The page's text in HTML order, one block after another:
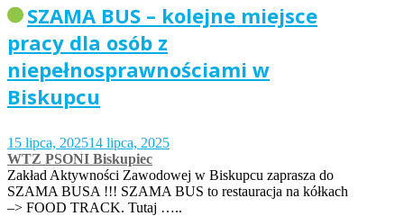
SZAMA BUS – kolejne miejsce
pracy dla osób z
niepełnosprawnościami w
Biskupcu
15 lipca, 202514 lipca, 2025
WTZ PSONI Biskupiec
Zakład Aktywności Zawodowej w Biskupcu zaprasza do
SZAMA BUSA !!! SZAMA BUS to restauracja na kółkach
–> FOOD TRACK. Tutaj …..